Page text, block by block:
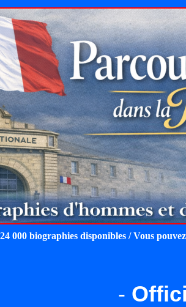
000 biographies disponibles / Vous
-